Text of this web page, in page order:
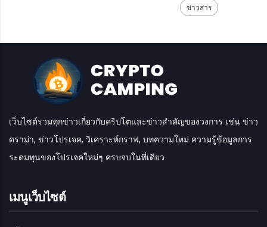
ข่าวสาร
เว็บไซต์รวมทุกข่าวเกี่ยวกับคริปโตและข่าวสำคัญของวงการ เช่น ข่าว
ดราม่า, ข่าวโปรเจค, วิเคราะห์กราฟ, บทความใหม่ ความรู้ข้อมูลการ
ระดมทุนของโปรเจคใหม่ๆ ครบจบในที่เดียว
เมนูเว็บไซต์